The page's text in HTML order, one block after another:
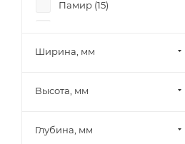
Памир (15)
Миф (3)
МК Стиль (
БРВ-Мебель (
Ширина, мм
Высота, мм
Глубина, мм